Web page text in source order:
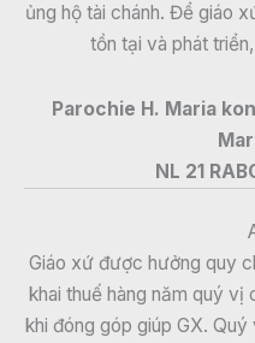
ủng hộ tài chánh. Để giáo
tồn tại và phát
Parochie H. Maria
NL 21
Giáo xứ được hưởng quy
khai thuế hàng năm quý vị
khi đóng góp giúp GX.